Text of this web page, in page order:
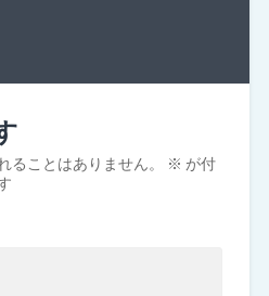
ることはありません。 ※ が付